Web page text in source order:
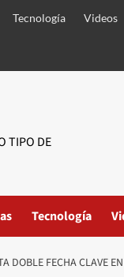
Tecnología Videos
TIPO DE
Tecnología
DOBLE FECHA CLAVE